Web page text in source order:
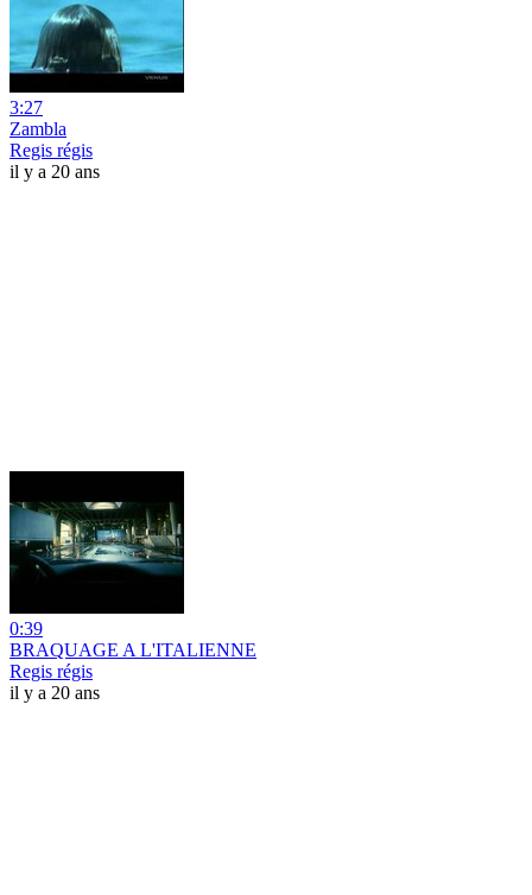
3:27
Zambla
Regis régis
il y a 20 ans
0:39
BRAQUAGE A L'ITALIENNE
Regis régis
il y a 20 ans